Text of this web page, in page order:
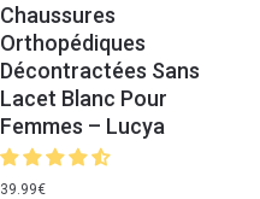
Chaussures
Orthopédiques
Décontractées Sans
Lacet Blanc Pour
Femmes – Lucya
39.99€